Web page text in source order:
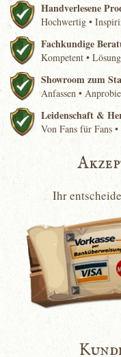
Handverlesene
Hochwertig •
Fachkundige
Kompetent •
Showroom zum
Anfassen •
Leidenschaft &
Von Fans für Fans
Ihr